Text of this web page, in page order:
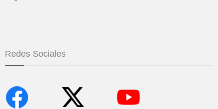
Redes Sociales